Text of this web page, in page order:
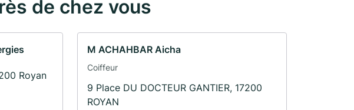
de chez vous
Royan
M ACHAHBAR Aicha
Coiffeur
9 Place DU DOCTEUR GANTIER, 17200
ROYAN